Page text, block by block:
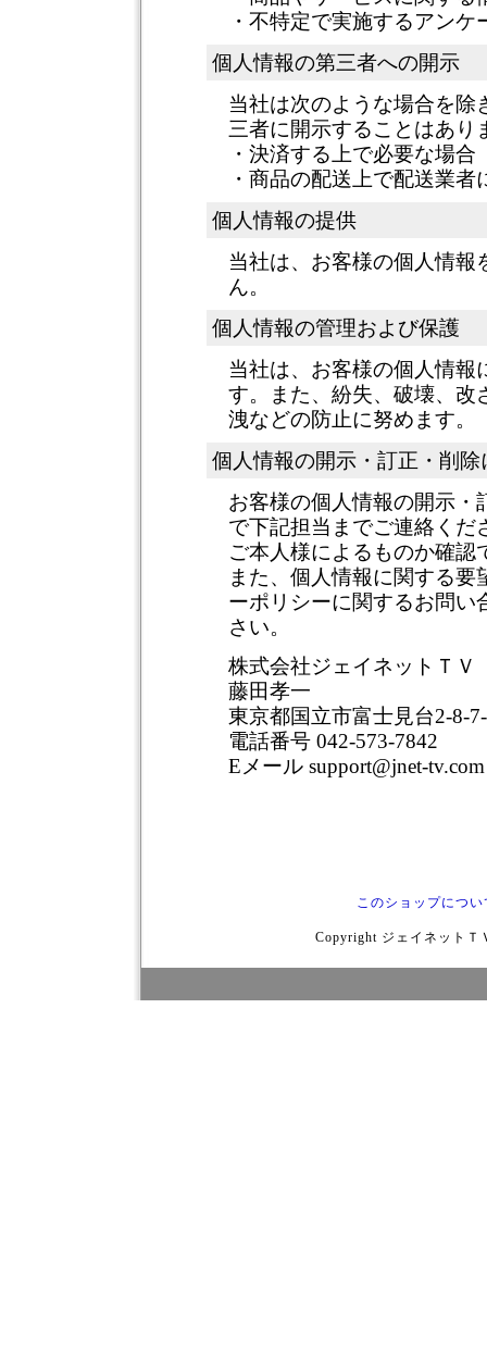
・不特定で実施するアン
個人情報の第三者への開示
当社は次のような場合を除
三者に開示することはあり
・決済する上で必要な場合
・商品の配送上で配送業者
個人情報の提供
当社は、お客様の個人情報
ん。
個人情報の管理および保護
当社は、お客様の個人情報
す。また、紛失、破壊、改
洩などの防止に努めます。
個人情報の開示・訂正・削
お客様の個人情報の開示・
で下記担当までご連絡くだ
ご本人様によるものか確
また、個人情報に関する
ーポリシーに関するお問い
さい。
株式会社ジェイネットＴＶ
藤田孝一
東京都国立市富士見台2-8-
電話番号 042-573-7842
Eメール support@jnet-tv.com
このショップについ
Copyright ジェイネットＴ